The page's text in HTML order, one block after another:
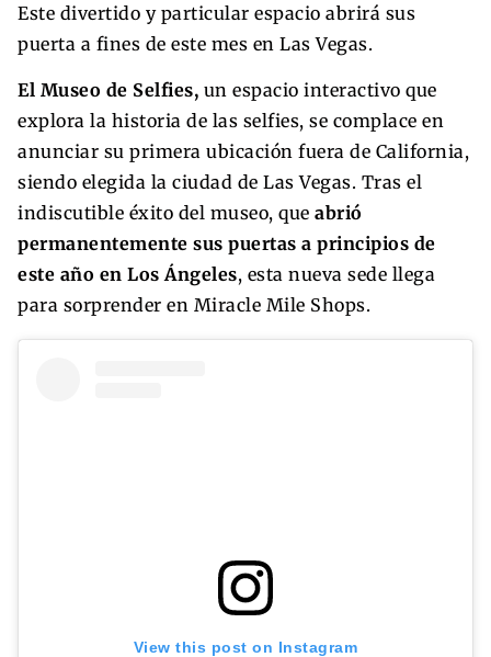
Este divertido y particular espacio abrirá sus
puerta a fines de este mes en Las Vegas.
El Museo de Selfies, un espacio interactivo que
explora la historia de las selfies, se complace en
anunciar su primera ubicación fuera de California,
siendo elegida la ciudad de Las Vegas. Tras el
indiscutible éxito del museo, que abrió
permanentemente sus puertas a principios de
este año en Los Ángeles, esta nueva sede llega
para sorprender en Miracle Mile Shops.
View this post on Instagram